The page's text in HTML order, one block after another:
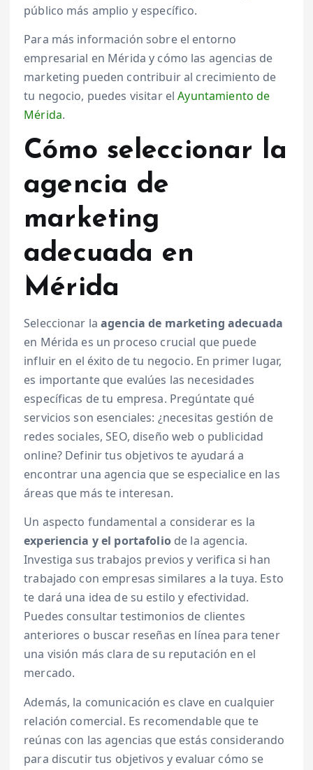
público más amplio y específico.
Para más información sobre el entorno
empresarial en Mérida y cómo las agencias de
marketing pueden contribuir al crecimiento de
tu negocio, puedes visitar elAyuntamiento de
Mérida.
Cómo seleccionar la
agencia de
marketing
adecuada en
Mérida
Seleccionar laagencia de marketing adecuada
en Mérida es un proceso crucial que puede
influir en el éxito de tu negocio. En primer lugar,
es importante que evalúes las necesidades
específicas de tu empresa. Pregúntate qué
servicios son esenciales: ¿necesitas gestión de
redes sociales, SEO, diseño web o publicidad
online? Definir tus objetivos te ayudará a
encontrar una agencia que se especialice en las
áreas que más te interesan.
Un aspecto fundamental a considerar es la
experiencia y el portafoliode la agencia.
Investiga sus trabajos previos y verifica si han
trabajado con empresas similares a la tuya. Esto
te dará una idea de su estilo y efectividad.
Puedes consultar testimonios de clientes
anteriores o buscar reseñas en línea para tener
una visión más clara de su reputación en el
mercado.
Además, la comunicación es clave en cualquier
relación comercial. Es recomendable que te
reúnas con las agencias que estás considerando
para discutir tus objetivos y evaluar cómo se